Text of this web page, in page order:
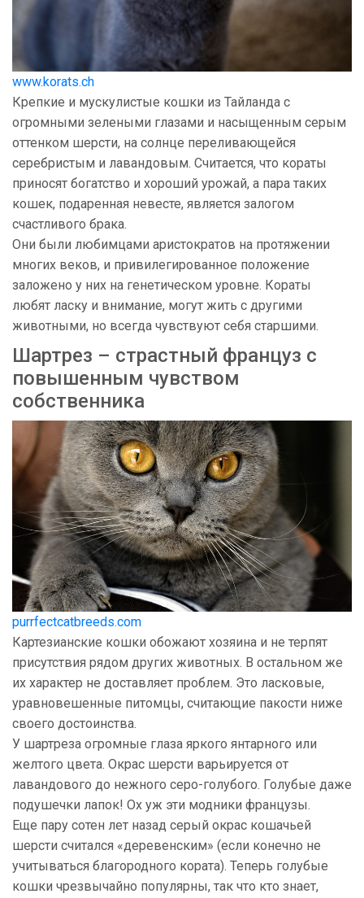
www.korats.ch
Крепкие и мускулистые кошки из Тайланда с
огромными зелеными глазами и насыщенным серым
оттенком шерсти, на солнце переливающейся
серебристым и лавандовым. Считается, что кораты
приносят богатство и хороший урожай, а пара таких
кошек, подаренная невесте, является залогом
счастливого брака.
Они были любимцами аристократов на протяжении
многих веков, и привилегированное положение
заложено у них на генетическом уровне. Кораты
любят ласку и внимание, могут жить с другими
животными, но всегда чувствуют себя старшими.
Шартрез – страстный француз с
повышенным чувством
собственника
purrfectcatbreeds.com
Картезианские кошки обожают хозяина и не терпят
присутствия рядом других животных. В остальном же
их характер не доставляет проблем. Это ласковые,
уравновешенные питомцы, считающие пакости ниже
своего достоинства.
У шартреза огромные глаза яркого янтарного или
желтого цвета. Окрас шерсти варьируется от
лавандового до нежного серо-голубого. Голубые даже
подушечки лапок! Ох уж эти модники французы.
Еще пару сотен лет назад серый окрас кошачьей
шерсти считался «деревенским» (если конечно не
учитываться благородного кората). Теперь голубые
кошки чрезвычайно популярны, так что кто знает,